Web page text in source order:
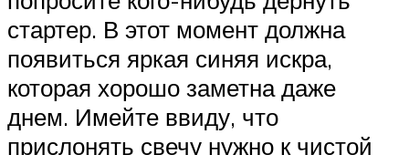
стартер. В этот момент должна
появиться яркая синяя искра,
которая хорошо заметна даже
днем. Имейте ввиду, что
прислонять свечу нужно к чистой